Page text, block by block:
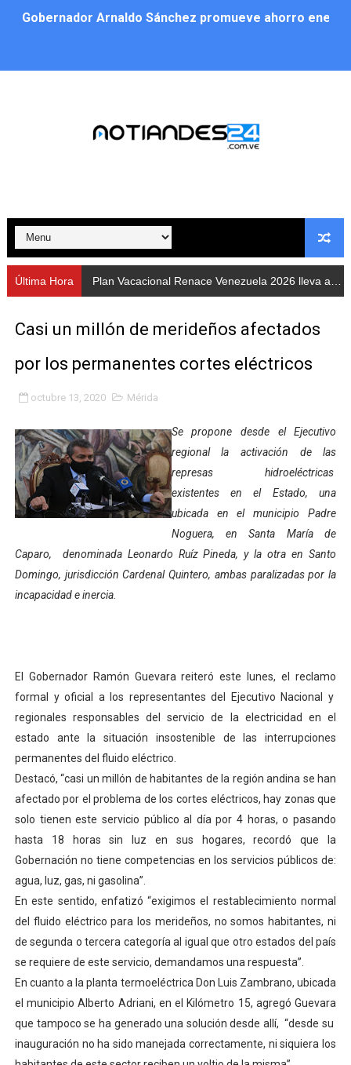
Gobernador Arnaldo Sánchez promueve ahorro
Cuerpos de Seguridad activaron operativos
Alcaldía de Libertador impulsa el Plan Ofensiva
Cidata y el Observatorio Astronómico Nacional de
Concejo Municipal de Zea celebra distinción de
CIEPROL-ULA distingue al municipio Zea como
Plan Quirúrgico Regional llega a Pueblo Llano con la
Iaanem graduó a bebés de Mérida en jornada de
Iahula pone en marcha protocolo de triaje psicosocial
Arranca en Rivas Dávila el Plan de Renovación de
Alcalde Nelson Álvarez llevó jornada recreativa a la
CorpoMérida continúa con ciclos de formación
Fundacite culmina primera etapa de su Plan Vacacional
Plan Vacacional Comunitario “Ríe 2026” recorre las
Alcaldía del Municipio Libertador realizó una jornada
Fundacite Mérida dicta taller gratuito de electrónica
INN-Mérida celebró el Lacto grado para promover el
Impulsan plan estratégico de seguridad ciudadana
Jornada social benefició a 250 familias en Los
Última Hora Plan Vacacional Renace Venezuela 2026 lleva actividades recreativas a Los Guaimaros
Casi un millón de merideños afectados
por los permanentes cortes eléctricos
octubre 13, 2020 Mérida
Se propone desde el Ejecutivo
regional la activación de las
represas hidroeléctricas
existentes en el Estado, una
ubicada en el municipio Padre
Noguera, en Santa María de
Caparo, denominada Leonardo Ruíz Pineda, y la otra en Santo
Domingo, jurisdicción Cardenal Quintero, ambas paralizadas por la
incapacidad e inercia.
El Gobernador Ramón Guevara reiteró este lunes, el reclamo
formal y oficial a los representantes del Ejecutivo Nacional y
regionales responsables del servicio de la electricidad en el
estado ante la situación insostenible de las interrupciones
permanentes del fluido eléctrico.
Destacó, “casi un millón de habitantes de la región andina se han
afectado por el problema de los cortes eléctricos, hay zonas que
solo tienen este servicio público al día por 4 horas, o pasando
hasta 18 horas sin luz en sus hogares, recordó que la
Gobernación no tiene competencias en los servicios públicos de:
agua, luz, gas, ni gasolina”.
En este sentido, enfatizó “exigimos el restablecimiento normal
del fluido eléctrico para los merideños, no somos habitantes, ni
de segunda o tercera categoría al igual que otro estados del país
se requiere de este servicio, demandamos una respuesta”.
En cuanto a la planta termoeléctrica Don Luis Zambrano, ubicada
el municipio Alberto Adriani, en el Kilómetro 15, agregó Guevara
que tampoco se ha generado una solución desde allí, “desde su
inauguración no ha sido manejada correctamente, ni siquiera los